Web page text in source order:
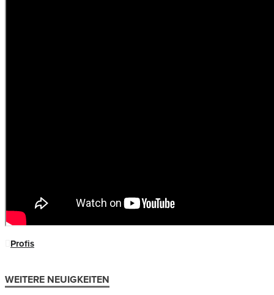
Profis
WEITERE NEUIGKEITEN